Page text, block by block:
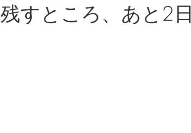
残すところ、あと2日